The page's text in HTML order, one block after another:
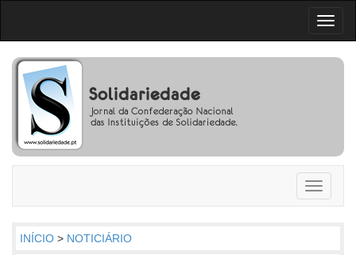
Toggle
INÍCIO > NOTICIÁRIO